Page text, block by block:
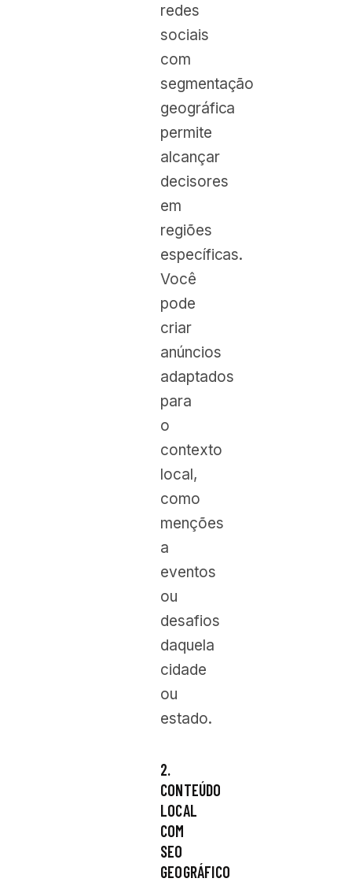
redes
sociais
com
segmentação
geográfica
permite
alcançar
decisores
em
regiões
específicas.
Você
pode
criar
anúncios
adaptados
para
o
contexto
local,
como
menções
a
eventos
ou
desafios
daquela
cidade
ou
estado.
2.
CONTEÚDO
LOCAL
COM
SEO
GEOGRÁFICO